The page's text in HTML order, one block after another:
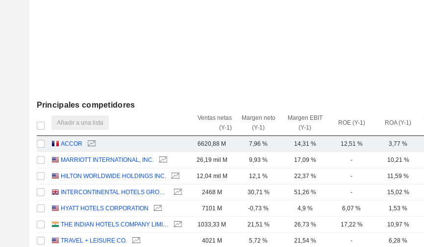
Principales competidores
Añadir a una lista
Ventas netas
(Y-1)
Margen neto
(Y-1)
Margen EBIT
(Y-1)
ROE (Y-1) ROA (Y-1)
ACCOR 6620,88 M 7,96 % 14,31 % 12,51 % 3,77 %
MARRIOTT INTERNATIONAL, INC. 26,19 mil M 9,93 % 17,09 % - 10,21 %
HILTON WORLDWIDE HOLDINGS INC. 12,04 mil M 12,1 % 22,37 % - 11,59 %
INTERCONTINENTAL HOTELS GROUP PLC 2468 M 30,71 % 51,26 % - 15,02 %
HYATT HOTELS CORPORATION 7101 M -0,73 % 4,9 % 6,07 % 1,53 %
THE INDIAN HOTELS COMPANY LIMITED 1033,33 M 21,51 % 26,73 % 17,22 % 10,97 %
TRAVEL + LEISURE CO. 4021 M 5,72 % 21,54 % - 6,28 %